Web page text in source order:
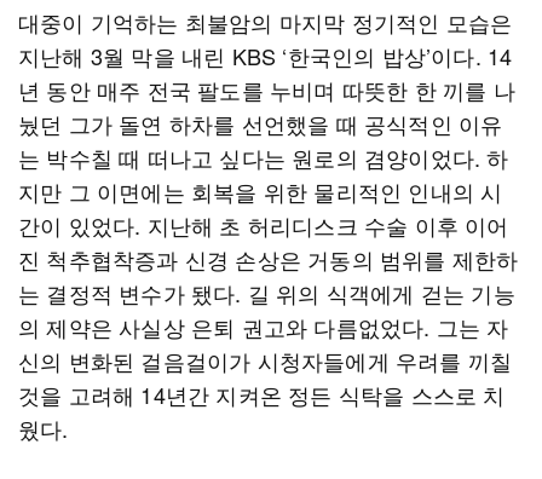
대중이 기억하는 최불암의 마지막 정기적인 모습은
지난해 3월 막을 내린 KBS ‘한국인의 밥상’이다. 14
년 동안 매주 전국 팔도를 누비며 따뜻한 한 끼를 나
눴던 그가 돌연 하차를 선언했을 때 공식적인 이유
는 박수칠 때 떠나고 싶다는 원로의 겸양이었다. 하
지만 그 이면에는 회복을 위한 물리적인 인내의 시
간이 있었다. 지난해 초 허리디스크 수술 이후 이어
진 척추협착증과 신경 손상은 거동의 범위를 제한하
는 결정적 변수가 됐다. 길 위의 식객에게 걷는 기능
의 제약은 사실상 은퇴 권고와 다름없었다. 그는 자
신의 변화된 걸음걸이가 시청자들에게 우려를 끼칠
것을 고려해 14년간 지켜온 정든 식탁을 스스로 치
웠다.